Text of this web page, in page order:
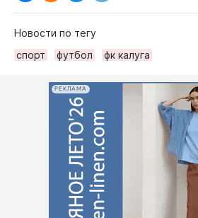
Новости по тегу
спорт
футбол фк калуга
РЕКЛАМА